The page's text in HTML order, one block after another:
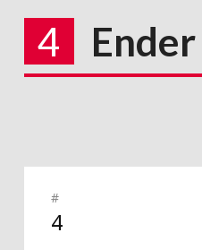
4 Ender
#
4